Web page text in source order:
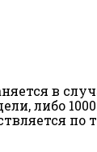
в
либо
по